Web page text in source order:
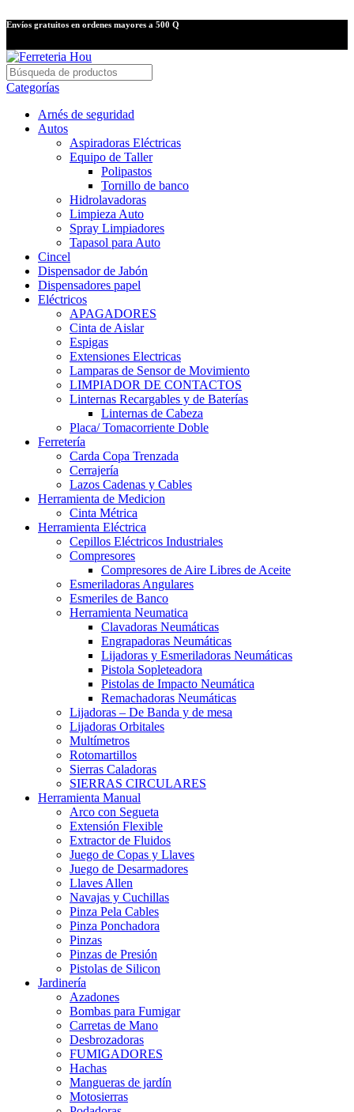
Envíos gratuitos en ordenes mayores a 500 Q
Categorías
Arnés de seguridad
Autos
Aspiradoras Eléctricas
Equipo de Taller
Polipastos
Tornillo de banco
Hidrolavadoras
Limpieza Auto
Spray Limpiadores
Tapasol para Auto
Cincel
Dispensador de Jabón
Dispensadores papel
Eléctricos
APAGADORES
Cinta de Aislar
Espigas
Extensiones Electricas
Lamparas de Sensor de Movimiento
LIMPIADOR DE CONTACTOS
Linternas Recargables y de Baterías
Linternas de Cabeza
Placa/ Tomacorriente Doble
Ferretería
Carda Copa Trenzada
Cerrajería
Lazos Cadenas y Cables
Herramienta de Medicion
Cinta Métrica
Herramienta Eléctrica
Cepillos Eléctricos Industriales
Compresores
Compresores de Aire Libres de Aceite
Esmeriladoras Angulares
Esmeriles de Banco
Herramienta Neumatica
Clavadoras Neumáticas
Engrapadoras Neumáticas
Lijadoras y Esmeriladoras Neumáticas
Pistola Sopleteadora
Pistolas de Impacto Neumática
Remachadoras Neumáticas
Lijadoras – De Banda y de mesa
Lijadoras Orbitales
Multímetros
Rotomartillos
Sierras Caladoras
SIERRAS CIRCULARES
Herramienta Manual
Arco con Segueta
Extensión Flexible
Extractor de Fluidos
Juego de Copas y Llaves
Juego de Desarmadores
Llaves Allen
Navajas y Cuchillas
Pinza Pela Cables
Pinza Ponchadora
Pinzas
Pinzas de Presión
Pistolas de Silicon
Jardinería
Azadones
Bombas para Fumigar
Carretas de Mano
Desbrozadoras
FUMIGADORES
Hachas
Mangueras de jardín
Motosierras